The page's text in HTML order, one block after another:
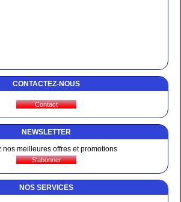
CONTACTEZ-NOUS
NEWSLETTER
nos meilleures offres et promotions
NOS SERVICES